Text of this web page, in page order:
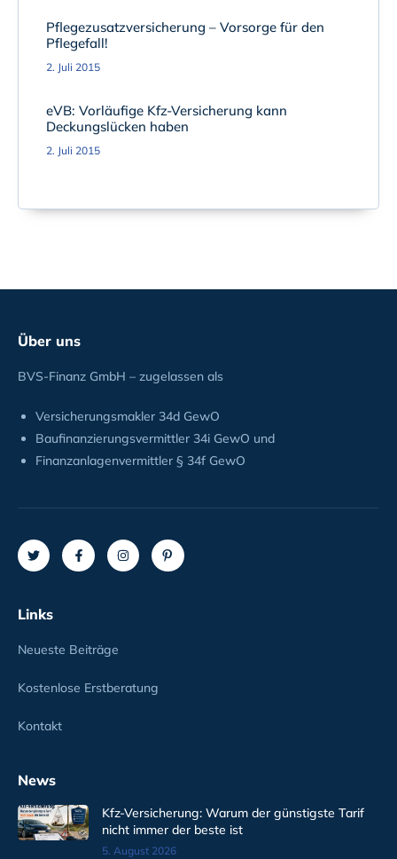
Pflegezusatzversicherung – Vorsorge für den
Pflegefall!
2. Juli 2015
eVB: Vorläufige Kfz-Versicherung kann
Deckungslücken haben
2. Juli 2015
Über uns
BVS-Finanz GmbH – zugelassen als
Versicherungsmakler 34d GewO
Baufinanzierungsvermittler 34i GewO und
Finanzanlagenvermittler § 34f GewO
Links
Neueste Beiträge
Kostenlose Erstberatung
Kontakt
News
Kfz-Versicherung: Warum der günstigste Tarif
nicht immer der beste ist
5. August 2026